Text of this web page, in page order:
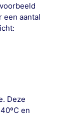
een aantal
Deze
en